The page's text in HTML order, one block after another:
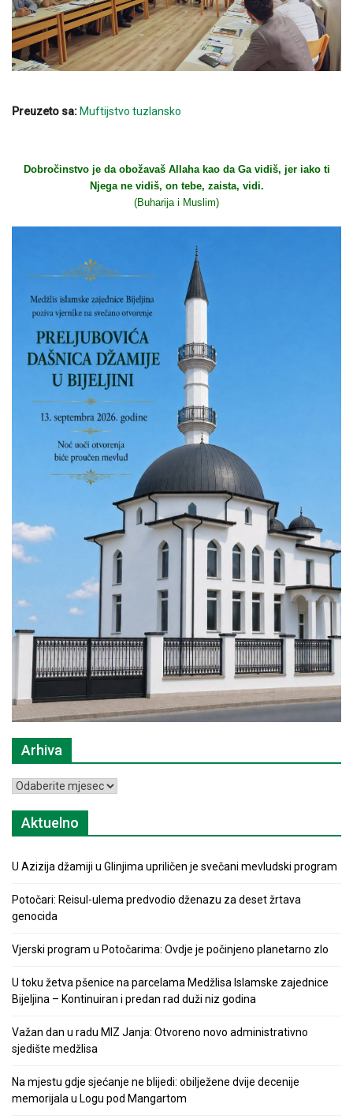
Preuzeto sa: Muftijstvo tuzlansko
Dobročinstvo je da obožavaš Allaha kao da Ga vidiš, jer iako ti
Njega ne vidiš, on tebe, zaista, vidi.
(Buharija i Muslim)
Arhiva
Arhiva
Aktuelno
U Azizija džamiji u Glinjima upriličen je svečani mevludski program
Potočari: Reisul-ulema predvodio dženazu za deset žrtava
genocida
Vjerski program u Potočarima: Ovdje je počinjeno planetarno zlo
U toku žetva pšenice na parcelama Medžlisa Islamske zajednice
Bijeljina – Kontinuiran i predan rad duži niz godina
Važan dan u radu MIZ Janja: Otvoreno novo administrativno
sjedište medžlisa
Na mjestu gdje sjećanje ne blijedi: obilježene dvije decenije
memorijala u Logu pod Mangartom